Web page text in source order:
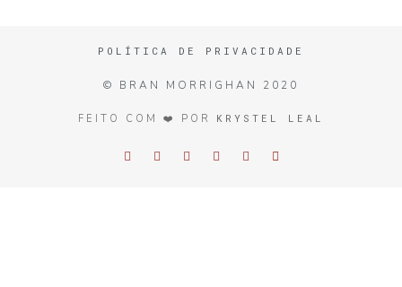
POLÍTICA DE PRIVACIDADE
© BRAN MORRIGHAN 2020
FEITO COM ❤️ POR KRYSTEL LEAL